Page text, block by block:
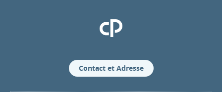
Clinique Pasteur
Contact et Adresse